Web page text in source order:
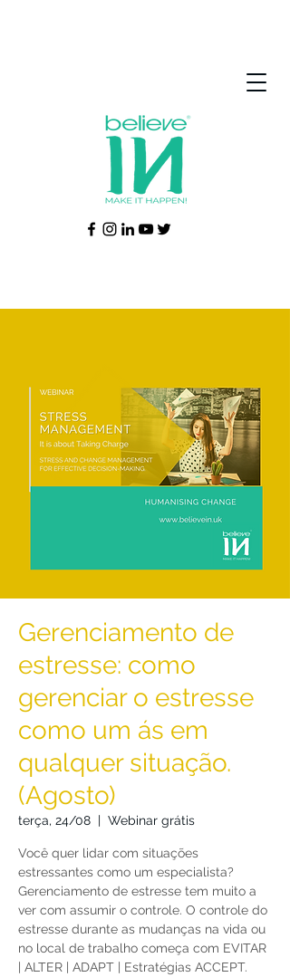
Gerenciamento de
estresse: como
gerenciar o estresse
como um ás em
qualquer situação.
(Agosto)
terça, 24/08
  |
Webinar grátis
Você quer lidar com situações
estressantes como um especialista?
Gerenciamento de estresse tem muito a
ver com assumir o controle. O controle do
estresse durante as mudanças na vida ou
no local de trabalho começa com EVITAR
| ALTER | ADAPT | Estratégias ACCEPT.